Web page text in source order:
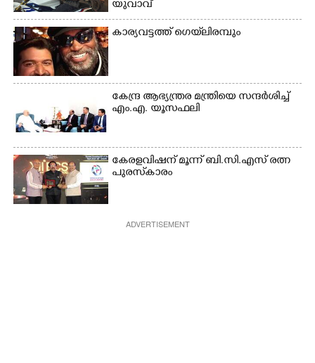
യുവാവ്
കാര്യവട്ടത്ത് ഗെയ്‌ലിരമ്പും
കേന്ദ്ര ആഭ്യന്ത്രര മന്ത്രിയെ സന്ദർശിച്ച്
എം.എ. യൂസഫലി
കേരളവിഷന് മൂന്ന് ബി.സി.എസ് രത്ന
പുരസ്‌കാരം
ADVERTISEMENT